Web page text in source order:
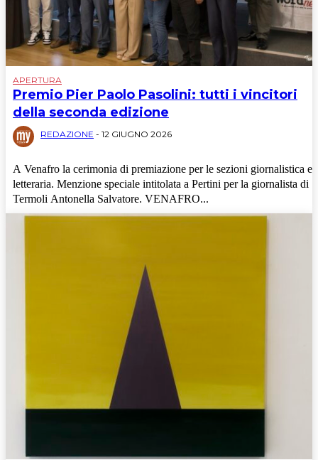
APERTURA
Premio Pier Paolo Pasolini: tutti i vincitori
della seconda edizione
REDAZIONE - 12 GIUGNO 2026
A Venafro la cerimonia di premiazione per le sezioni giornalistica e
letteraria. Menzione speciale intitolata a Pertini per la giornalista di
Termoli Antonella Salvatore. VENAFRO...